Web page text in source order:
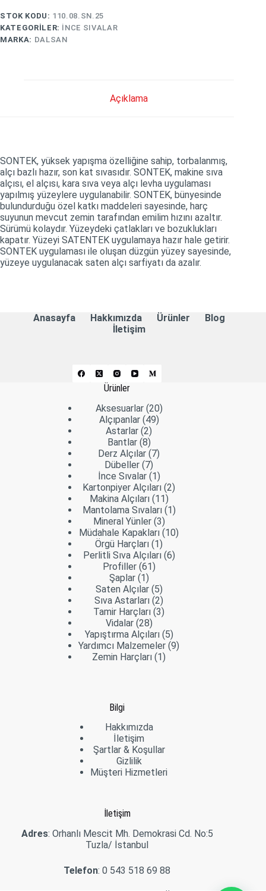
STOK KODU: 110.08.SN.25
KATEGORILER: İNCE SIVALAR
MARKA: DALSAN
Açıklama
SONTEK, yüksek yapışma özelliğine sahip, torbalanmış,
alçı bazlı hazır, son kat sıvasıdır. SONTEK, makine sıva
alçısı, el alçısı, kara sıva veya alçı levha uygulaması
yapılmış yüzeylere uygulanabilir. SONTEK, bünyesinde
bulundurduğu özel katkı maddeleri sayesinde, harç
suyunun mevcut zemin tarafından emilim hızını azaltır.
Sürümü kolaydır. Yüzeydeki çatlakları ve bozuklukları
kapatır. Yüzeyi SATENTEK uygulamaya hazır hale getirir.
SONTEK uygulaması ile oluşan düzgün yüzey sayesinde,
yüzeye uygulanacak saten alçı sarfiyatı da azalır.
Anasayfa Hakkımızda Ürünler
Blog
İletişim
Ürünler
Aksesuarlar 2020
Alçıpanlar 4949
Astarlar 22
ürün
Bantlar 88
ürün
Derz Alçılar 77
Dübeller 77
ürün
İnce Sıvalar 11
ürün
Kartonpiyer Alçıları 22
Makina Alçıları 1111
ürün
Mantolama Sıvaları 11
Mineral Yünler 33
ürün
Müdahale Kapakları 1010
Örgü Harçları 11
ürün
Perlitli Sıva Alçıları 66
Profiller 6161
Şaplar 11
ürün
Saten Alçılar 55
ürün
Sıva Astarları 22
ürün
Tamir Harçları 33
Vidalar 2828
ürün
Yapıştırma Alçıları 55
ürün
Yardımcı Malzemeler 99
Zemin Harçları 11
Bilgi
Hakkımızda
İletişim
Şartlar & Koşullar
Gizlilik
Müşteri Hizmetleri
İletişim
Adres: Orhanlı Mescit Mh. Demokrasi Cd. No:5
Tuzla/ İstanbul
Telefon:0 543 518 69 88